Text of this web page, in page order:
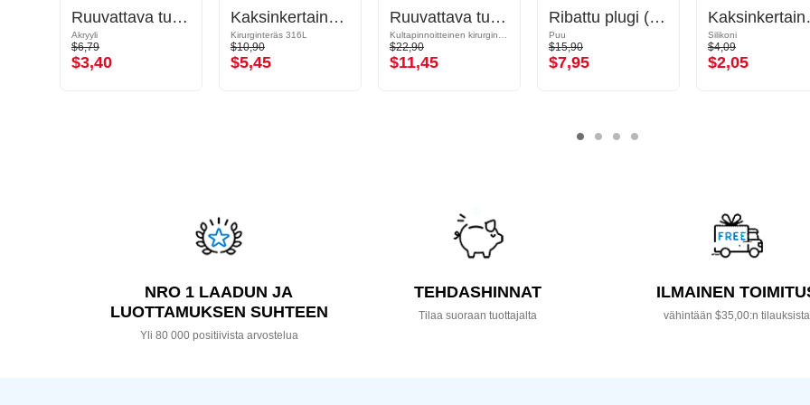
Ruuvattava tunneli (akryyli, eri värejä)
Akryyli
$6,79
$3,40
Kaksinkertainen flared-tunneli (kirurginen teräs, musta, kiiltävä pinta)
Kirurginteräs 316L
$10,90
$5,45
Ruuvattava tunneli (kirurginen teräs, kulta, kiiltävä pinta)
$22,90
$11,45
Ribattu plugi (puu)
Puu
$15,90
$7,95
Silikoni
$4,09
$2,05
NRO 1 LAADUN JA
LUOTTAMUKSEN SUHTEEN
Yli 80 000 positiivista arvostelua
TEHDASHINNAT
Tilaa suoraan tuottajalta
ILMAINEN
vähintään $35,00:n tilauksista